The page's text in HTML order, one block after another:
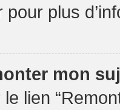
pour plus
mon
lien